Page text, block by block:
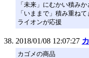
「未来」にむかい積み
「いままで」積み重ねて
ライオンが応援
2018/01/08 12:07:27
カゴメの商品